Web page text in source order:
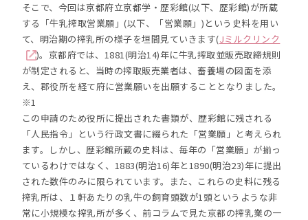
そこで、今回は京都府立京都学・歴彩館(以下、歴彩館)が所蔵
する「牛乳搾取営業願」(以下、「営業願」)という史料を用い
て、明治期の搾乳所の様子を垣間見ていきます(Jミルクリンク
)。京都府では、1881(明治14)年に牛乳搾取並販売取締規則
が制定されると、当時の搾取販売業者は、畜養場の図面を添
え、郡役所を経て府に営業願いを出願することとなりました。
※1
この申請のため役所に提出された書類が、歴彩館に残される
「人民指令」という行政文書に綴られた「営業願」と考えられ
ます。しかし、歴彩館所蔵の史料は、毎年の「営業願」が揃っ
ているわけではなく、1883(明治16)年と1890(明治23)年に提出
された数件のみに限られています。また、これらの史料に残る
搾乳所は、１軒あたりの乳牛の飼育頭数が1頭というような非
常に小規模な搾乳所が多く、前コラムで見た京都の搾乳業の一